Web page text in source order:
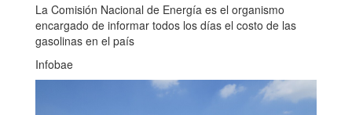
La Comisión Nacional de Energía es el organismo
encargado de informar todos los días el costo de las
gasolinas en el país
Infobae